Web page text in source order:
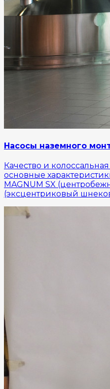
Насосы наземного
Качество и
основные
MAGNUM SX
(эксцентриковый